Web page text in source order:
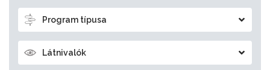
Program típusa
Látnivalók